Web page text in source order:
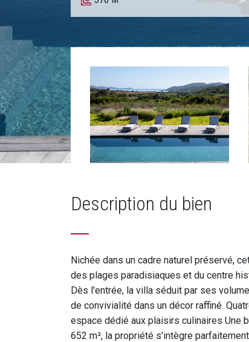
Description du bien
Nichée dans un cadre naturel préservé,
des plages paradisiaques et du centre
Dès l'entrée, la villa séduit par ses
de convivialité dans un décor raffiné.
espace dédié aux plaisirs culinaires Une
652 m², la propriété s'intègre